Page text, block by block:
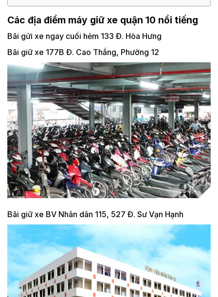
Các địa điểm máy giữ xe quận 10 nổi tiếng
Bãi gửi xe ngay cuối hẻm 133 Đ. Hòa Hưng
Bãi giữ xe 177B Đ. Cao Thắng, Phường 12
Bãi giữ xe BV Nhân dân 115, 527 Đ. Sư Vạn Hạnh